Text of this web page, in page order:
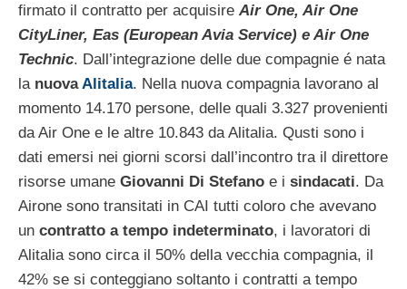
firmato il contratto per acquisire Air One, Air One
CityLiner, Eas (European Avia Service) e Air One
Technic. Dall’integrazione delle due compagnie é nata
la nuovaAlitalia. Nella nuova compagnia lavorano al
momento 14.170 persone, delle quali 3.327 provenienti
da Air One e le altre 10.843 da Alitalia. Qusti sono i
dati emersi nei giorni scorsi dall’incontro tra il direttore
risorse umane Giovanni Di Stefano e i sindacati. Da
Airone sono transitati in CAI tutti coloro che avevano
un contratto a tempo indeterminato, i lavoratori di
Alitalia sono circa il 50% della vecchia compagnia, il
42% se si conteggiano soltanto i contratti a tempo